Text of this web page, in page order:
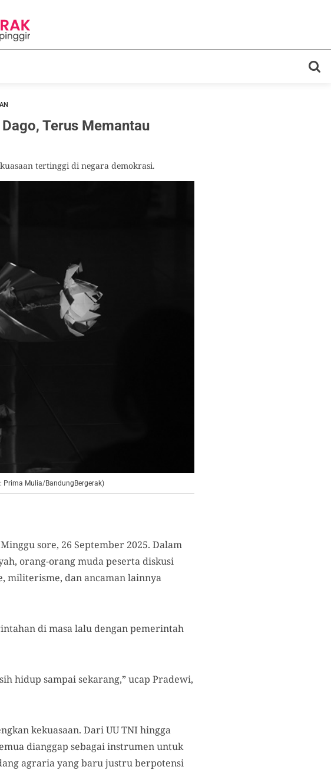
Terus Memantau
tertinggi di negara demokrasi.
Prima Mulia/BandungBergerak)
sore, 26 September 2025. Dalam
, orang-orang muda peserta diskusi
militerisme, dan ancaman lainnya
dimasa lalu dengan pemerintah
hidup sampai sekarang,” ucap Pradewi,
kekuasaan. Dari UU TNI hingga
emua dianggap sebagai instrumen untuk
agraria yang baru justru berpotensi